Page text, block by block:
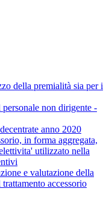
della premialità sia per i
non dirigente -
anno 2020
in forma aggregata,
utilizzato nella
e valutazione della
accessorio